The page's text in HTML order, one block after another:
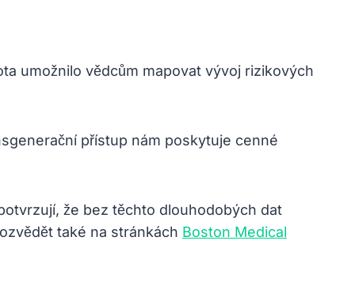
umožnilo vědcům mapovat vývoj rizikových
přístup nám poskytuje cenné
že bez těchto dlouhodobých dat
také na stránkách Boston Medical